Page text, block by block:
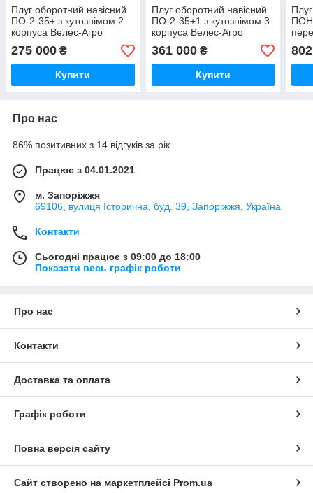
Плуг оборотний навісний
ПО-2-35+ з кутознімом 2
корпуса Велес-Агро
275 000 ₴
Купити
Плуг оборотний навісний
ПО-2-35+1 з кутознімом 3
корпуса Велес-Агро
361 000₴
Купити
Про нас
86% позитивних з 14 відгуків за рік
Працює з 04.01.2021
м. Запоріжжя
69106, вулиця Історична, буд. 39, Запоріжжя, Україна
Контакти
Сьогодні працює з 09:00 до 18:00
Показати весь графік роботи
Про нас
Контакти
Доставка та оплата
Графік роботи
Повна версія сайту
Сайт створено на маркетплейсі Prom.ua